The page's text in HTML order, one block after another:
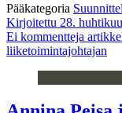
Pääkategoria
Kirjoitettu 28.
Ei kommentteja
liiketoimintajohtajan